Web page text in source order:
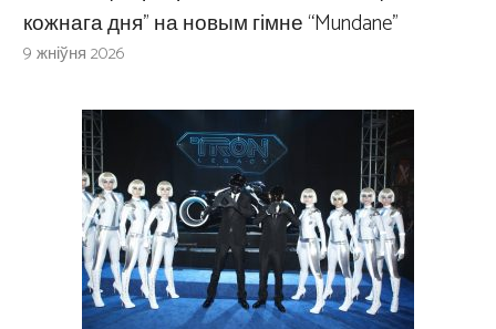
кожнага дня” на новым гімне “Mundane”
9 жніўня 2026